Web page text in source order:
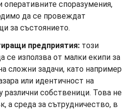
оперативните споразумения,
да се провеждат
за състоянието.
предприятия: този
се използва от малки екипи за
сложни задачи, като например
или идентичност на
различни собственици. Това не
а среда за сътрудничество, в